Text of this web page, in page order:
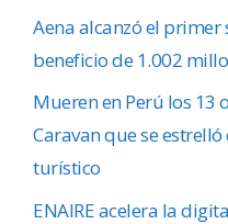
Aena alcanzó el primer
beneficio de 1.002
Mueren en Perú los 13
Caravan que se
turístico
ENAIRE acelera la